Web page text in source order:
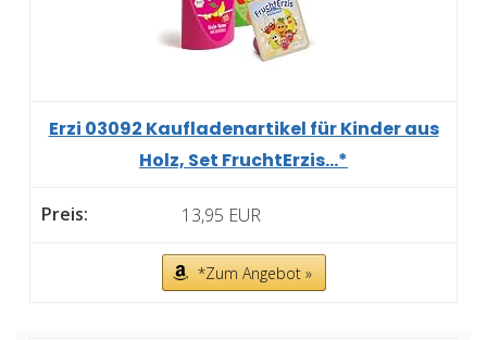
Erzi 03092 Kaufladenartikel für Kinder aus
Holz, Set FruchtErzis...*
13,95 EUR
*Zum Angebot »